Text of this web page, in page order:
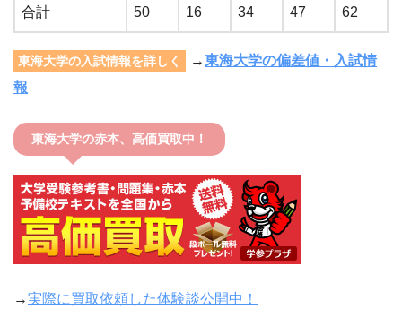
合計 50 16 34 47 62
東海大学の入試情報を詳しく →東海大学の偏差値・入試情
報
東海大学の赤本、高価買取中！
→実際に買取依頼した体験談公開中！